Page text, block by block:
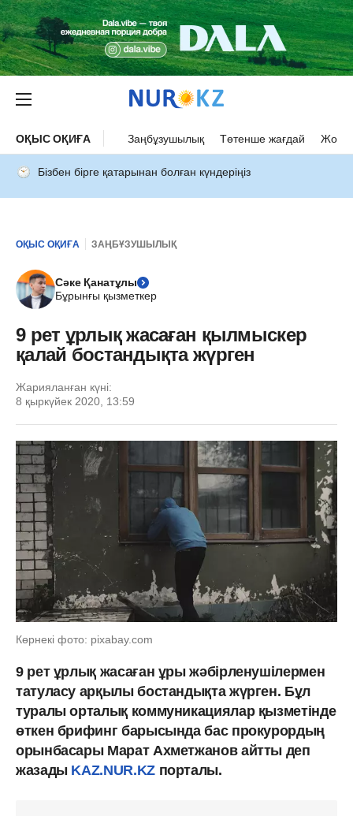
ОҚЫС ОҚИҒА Заңбұзушылық Төтенше жағдай Жол
Бізбен бірге қатарынан болған күндеріңіз
ОҚЫС ОҚИҒА ЗАҢБҰЗУШЫЛЫҚ
Сәке Қанатұлы
Бұрынғы қызметкер
9 рет ұрлық жасаған қылмыскер
қалай бостандықта жүрген
Жарияланған күні:
8 қыркүйек 2020, 13:59
Көрнекі фото: pixabay.com
9 рет ұрлық жасаған ұры жәбірленушілермен
татуласу арқылы бостандықта жүрген. Бұл
туралы орталық коммуникациялар қызметінде
өткен брифинг барысында бас прокурордың
орынбасары Марат Ахметжанов айтты деп
жазады KAZ.NUR.KZ порталы.